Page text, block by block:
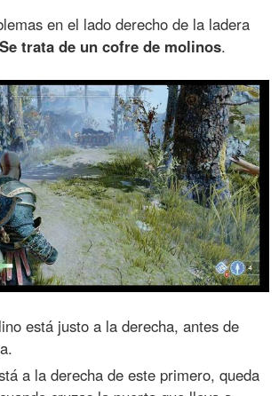
en el lado derecho de la ladera
Se trata de un cofre de molinos.
está justo a la derecha, antes de
a la derecha de este primero, queda